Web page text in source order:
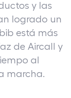
y las
logrado un
está más
de Aircall y
al
marcha.